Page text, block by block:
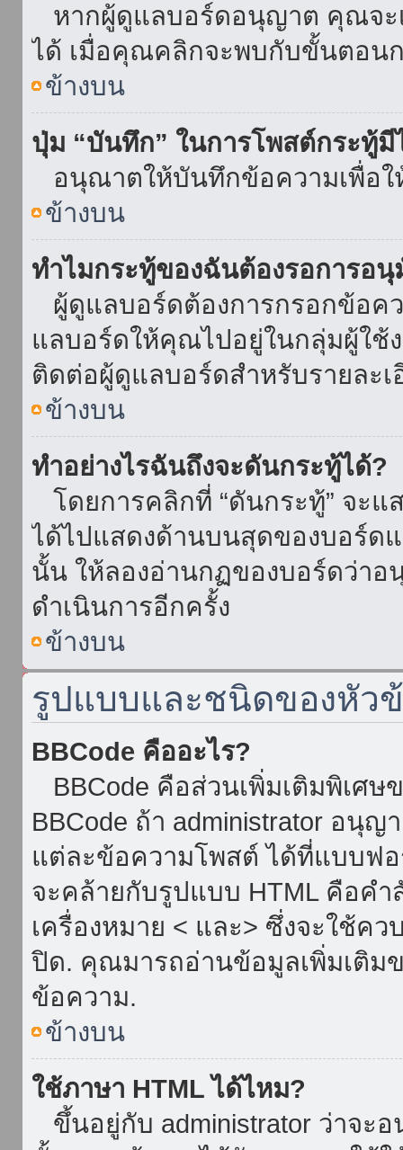
หากผู้ดูแลบอร์ดอนุญาต คุณจะ
ได้ เมื่อคุณคลิกจะพบกับขั้นตอน
ข้างบน
ปุ่ม “บันทึก” ในการโพสต์กระทู้มี
อนุณาตให้บันทึกข้อความเพื่อใ
ข้างบน
ทำไมกระทู้ของฉันต้องรอการอนุ
ผู้ดูแลบอร์ดต้องการกรอกข้อค
แลบอร์ดให้คุณไปอยู่ในกลุ่มผู้ใช้
ติดต่อผู้ดูแลบอร์ดสำหรับรายละเ
ข้างบน
ทำอย่างไรฉันถึงจะดันกระทู้ได้?
โดยการคลิกที่ “ดันกระทู้” จะ
ได้ไปแสดงด้านบนสุดของบอร์ด
นั้น ให้ลองอ่านกฏของบอร์ดว่า
ดำเนินการอีกครั้ง
ข้างบน
รูปแบบและชนิดของหัว
BBCode คืออะไร?
BBCode คือส่วนเพิ่มเติมพิเศ
BBCode ถ้า administrator อนุ
แต่ละข้อความโพสต์ ได้ที่แบบฟ
จะคล้ายกับรูปแบบ HTML คือคำ
เครื่องหมาย < และ> ซึ่งจะใช้ค
ปิด. คุณมารถอ่านข้อมูลเพิ่มเติม
ข้อความ.
ข้างบน
ใช้ภาษา HTML ได้ไหม?
ขึ้นอยู่กับ administrator ว่าจะ